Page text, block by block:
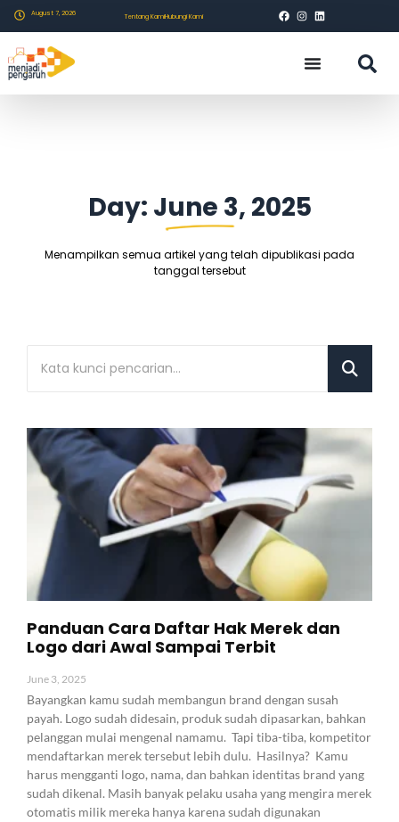
August 7, 2026 Tentang KamiHubungi Kami
Day: June 3, 2025
Menampilkan semua artikel yang telah dipublikasi pada
tanggal tersebut
Panduan Cara Daftar Hak Merek dan
Logo dari Awal Sampai Terbit
June 3, 2025
Bayangkan kamu sudah membangun brand dengan susah
payah. Logo sudah didesain, produk sudah dipasarkan, bahkan
pelanggan mulai mengenal namamu. Tapi tiba-tiba, kompetitor
mendaftarkan merek tersebut lebih dulu. Hasilnya? Kamu
harus mengganti logo, nama, dan bahkan identitas brand yang
sudah dikenal. Masih banyak pelaku usaha yang mengira merek
otomatis milik mereka hanya karena sudah digunakan